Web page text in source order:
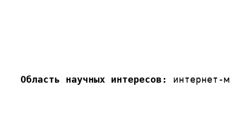
Область научных интересов: интернет-